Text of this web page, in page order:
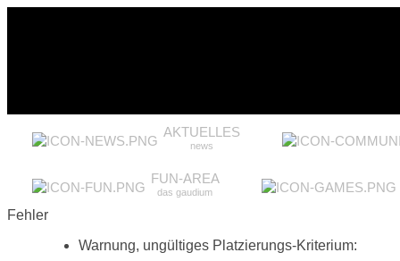
AKTUELLES
news
FUN-AREA
das gaudium
Fehler
Warnung, ungültiges Platzierungs-Kriterium: